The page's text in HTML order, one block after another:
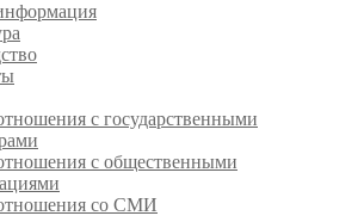
с государственными
с общественными
со СМИ